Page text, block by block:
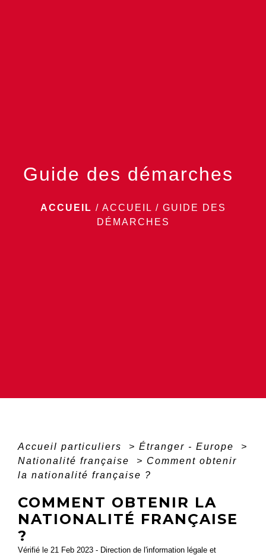
Guide des démarches
ACCUEIL / ACCUEIL / GUIDE DES
DÉMARCHES
Accueil particuliers > Étranger - Europe
>
Nationalité française
> Comment obtenir
la nationalité française ?
COMMENT OBTENIR LA
NATIONALITÉ FRANÇAISE
?
Vérifié le 21 Feb 2023 - Direction de l'information légale et